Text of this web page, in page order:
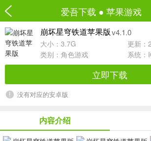
爱吾下载 ● 苹果游戏
崩坏星穹铁道苹果版 v4.1.0
大小：3.7G
更新：
类别： 角色游戏 系统：
立即下载
没有对应的安卓版
内容介绍